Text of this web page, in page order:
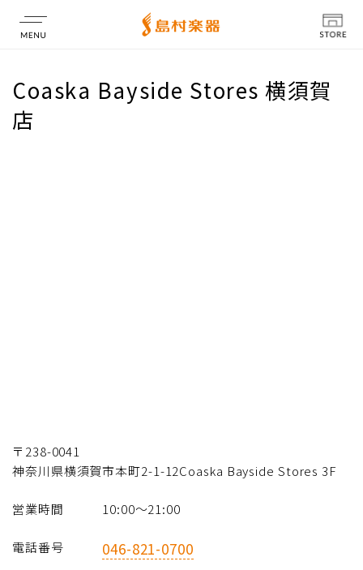
店舗情報
Coaska Bayside Stores 横須賀
店
〒238-0041
神奈川県横須賀市本町2-1-12Coaska Bayside Stores 3F
営業時間 10:00〜21:00
電話番号 046-821-0700